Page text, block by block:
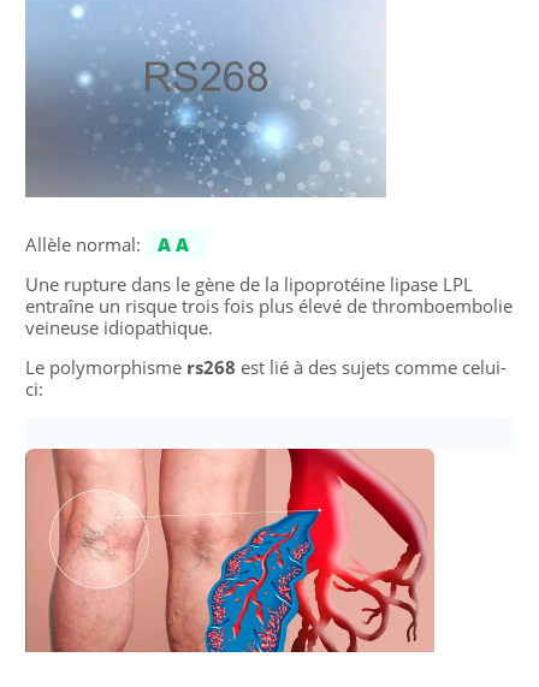
Allèle normal:
AA
Une rupture dans le gène de la lipoprotéine lipase LPL
entraîne un risque trois fois plus élevé de thromboembolie
veineuse idiopathique.
Le polymorphisme rs268 est lié à des sujets comme celui-
ci: